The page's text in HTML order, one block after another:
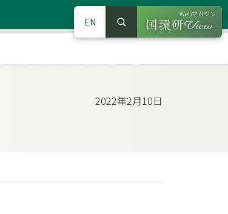
EN
サイト内検索
検索
Webマガジン
（別ウインドウ
2022年2月10日